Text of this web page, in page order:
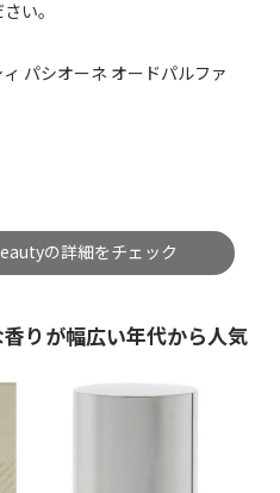
い。
パシオーネ オードパルファ
の詳細をチェック
香りが幅広い年代から人気